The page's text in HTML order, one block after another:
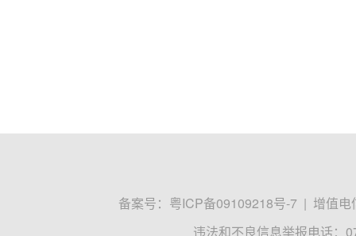
备案号： 粤ICP备09109218号-7 | 增值电
违法和不良信息举报电话：